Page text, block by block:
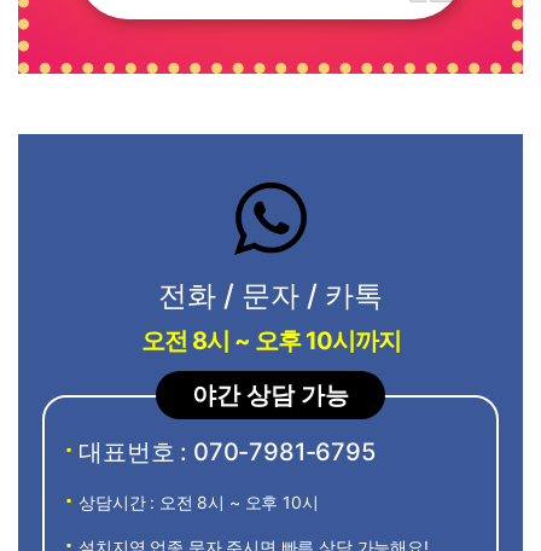
전화 / 문자 / 카톡
오전 8시 ~ 오후 10시까지
야간 상담 가능
대표번호 : 070-7981-6795
상담시간 : 오전 8시 ~ 오후 10시
설치지역 업종 문자 주시면 빠른 상담 가능해요!